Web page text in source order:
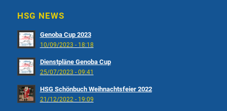
HSG NEWS
Genoba Cup 2023
10/09/2023 - 18:18
Dienstpläne Genoba Cup
25/07/2023 - 09:41
HSG Schönbuch Weihnachtsfeier 2022
21/12/2022 - 19:09